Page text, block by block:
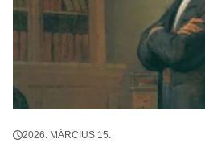
2026. MÁRCIUS 15.